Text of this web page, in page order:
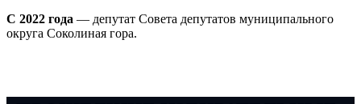
С 2022 года — депутат Совета депутатов муниципального
округа Соколиная гора.